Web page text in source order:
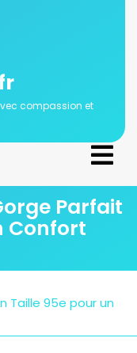
compassion et
Parfait
Confort
Taille 95e pour un